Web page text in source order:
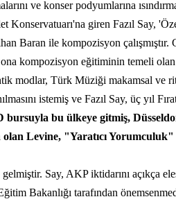
ve konser podyumlarına
Konservatuarı'na giren Fazıl Say,
Baran ile kompozisyon
kompozisyon eğitiminin temeli olan
modlar, Türk Müziği makamsal ve
istemiş ve Fazıl Say, üç yıl
bursuyla bu ülkeye gitmiş,
Levine, "Yaratıcı
Say, AKP iktidarını
Bakanlığı tarafından